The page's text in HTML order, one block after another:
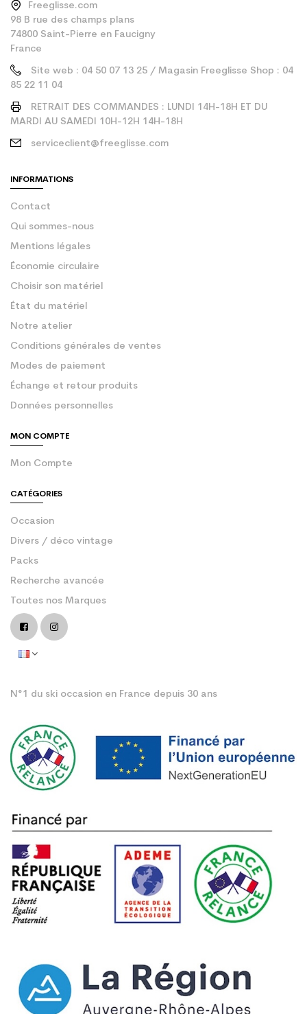
Freeglisse.com
98 B rue des champs plans
74800 Saint-Pierre en Faucigny
France
Site web : 04 50 07 13 25 / Magasin Freeglisse Shop : 04
85 22 11 04
RETRAIT DES COMMANDES : LUNDI 14H-18H ET DU
MARDI AU SAMEDI 10H-12H 14H-18H
serviceclient@freeglisse.com
INFORMATIONS
Contact
Qui sommes-nous
Mentions légales
Économie circulaire
Choisir son matériel
État du matériel
Notre atelier
Conditions générales de ventes
Modes de paiement
Échange et retour produits
Données personnelles
MON COMPTE
Mon Compte
CATÉGORIES
Occasion
Divers / déco vintage
Packs
Recherche avancée
Toutes nos Marques
N°1 du ski occasion en France depuis 30 ans